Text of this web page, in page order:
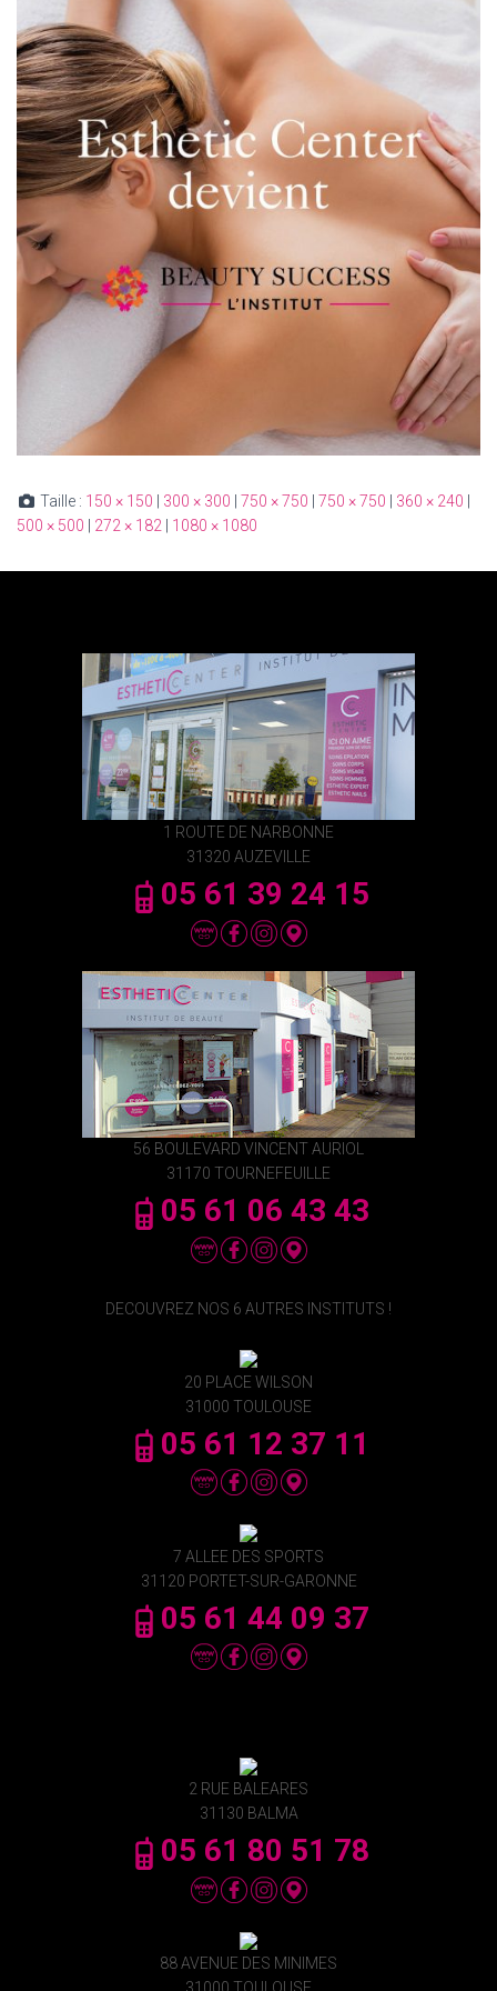
Taille : 150 × 150 300 × 300 750 × 750 750 × 750 360 × 240
500 × 500
272 × 182 1080 × 1080
1 ROUTE DE NARBONNE
31320 AUZEVILLE
05 61 39 24 15
56 BOULEVARD VINCENT AURIOL
31170 TOURNEFEUILLE
05 61 06 43 43
DECOUVREZ NOS 6 AUTRES INSTITUTS !
20 PLACE WILSON
31000 TOULOUSE
05 61 12 37 11
7 ALLEE DES SPORTS
31120 PORTET-SUR-GARONNE
05 61 44 09 37
2 RUE BALEARES
31130 BALMA
05 61 80 51 78
88 AVENUE DES MINIMES